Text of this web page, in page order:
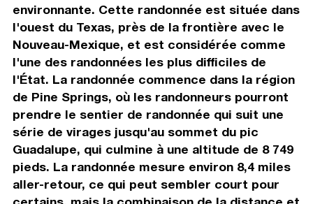
environnante. Cette randonnée est située dans
l'ouest du Texas, près de la frontière avec le
Nouveau-Mexique, et est considérée comme
l'une des randonnées les plus difficiles de
l'État. La randonnée commence dans la région
de Pine Springs, où les randonneurs pourront
prendre le sentier de randonnée qui suit une
série de virages jusqu'au sommet du pic
Guadalupe, qui culmine à une altitude de 8 749
pieds. La randonnée mesure environ 8,4 miles
aller-retour, ce qui peut sembler court pour